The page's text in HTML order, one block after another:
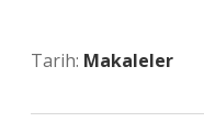
Tarih: Makaleler